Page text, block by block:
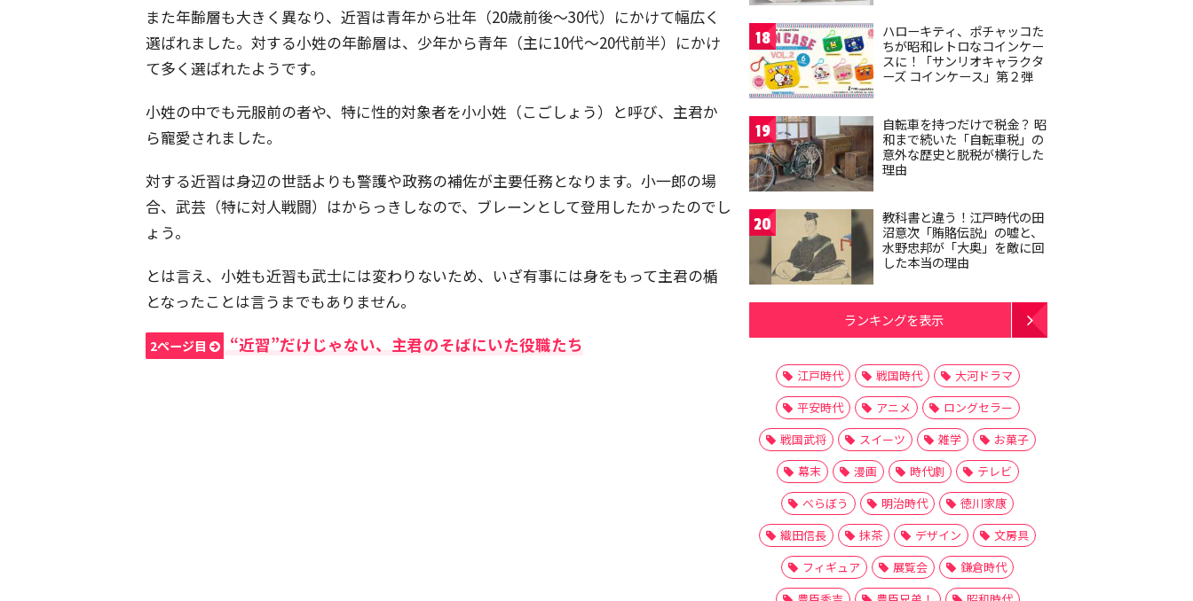
また年齢層も大きく異なり、近習は青年から壮年（20歳前後〜30代）にかけて幅広く
選ばれました。対する小姓の年齢層は、少年から青年（主に10代〜20代前半）にかけ
て多く選ばれたようです。
小姓の中でも元服前の者や、特に性的対象者を小小姓（こごしょう）と呼び、主君か
ら寵愛されました。
対する近習は身辺の世話よりも警護や政務の補佐が主要任務となります。小一郎の場
合、武芸（特に対人戦闘）はからっきしなので、ブレーンとして登用したかったのでし
ょう。
とは言え、小姓も近習も武士には変わりないため、いざ有事には身をもって主君の楯
となったことは言うまでもありません。
2ページ目 “近習”だけじゃない、主君のそばにいた役職たち
18
ハローキティ、ポチャッコた
ちが昭和レトロなコインケー
スに！「サンリオキャラクタ
ーズ コインケース」第２弾
19
自転車を持つだけで税金？ 昭
和まで続いた「自転車税」の
意外な歴史と脱税が横行した
理由
20
教科書と違う！江戸時代の田
沼意次「賄賂伝説」の嘘と、
水野忠邦が「大奥」を敵に回
した本当の理由
ランキングを表示
江戸時代 戦国時代
大河ドラマ
平安時代
アニメ
ロングセラー
戦国武将
スイーツ 雑学
お菓子
幕末
漫画 時代劇
テレビ
べらぼう
明治時代
徳川家康
織田信長
抹茶 デザイン
文房具
フィギュア
展覧会
鎌倉時代